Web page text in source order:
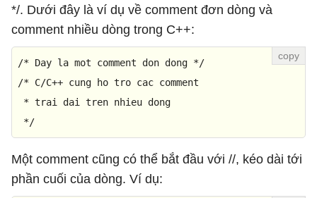
*/. Dưới đây là ví dụ về comment đơn dòng và
comment nhiều dòng trong C++:
/* Day la mot comment don dong */
/* C/C++ cung ho tro cac comment
* trai dai tren nhieu dong
*/
Một comment cũng có thể bắt đầu với //, kéo dài tới
phần cuối của dòng. Ví dụ: